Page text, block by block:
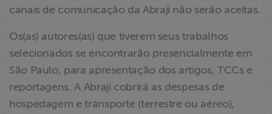
canais de comunicação da Abraji não serão aceitas.
Os(as) autores(as) que tiverem seus trabalhos
selecionados se encontrarão presencialmente em
São Paulo, para apresentação dos artigos, TCCs e
reportagens. A Abraji cobrirá as despesas de
hospedagem e transporte (terrestre ou aéreo),